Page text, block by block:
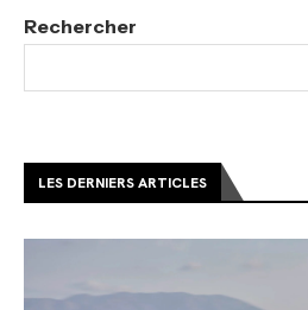
Rechercher
LES DERNIERS ARTICLES